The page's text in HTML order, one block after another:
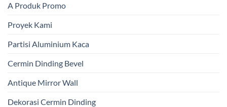
A Produk Promo
Proyek Kami
Partisi Aluminium Kaca
Cermin Dinding Bevel
Antique Mirror Wall
Dekorasi Cermin Dinding